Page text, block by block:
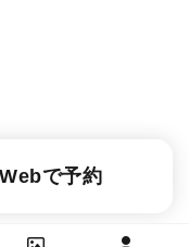
Webで予約